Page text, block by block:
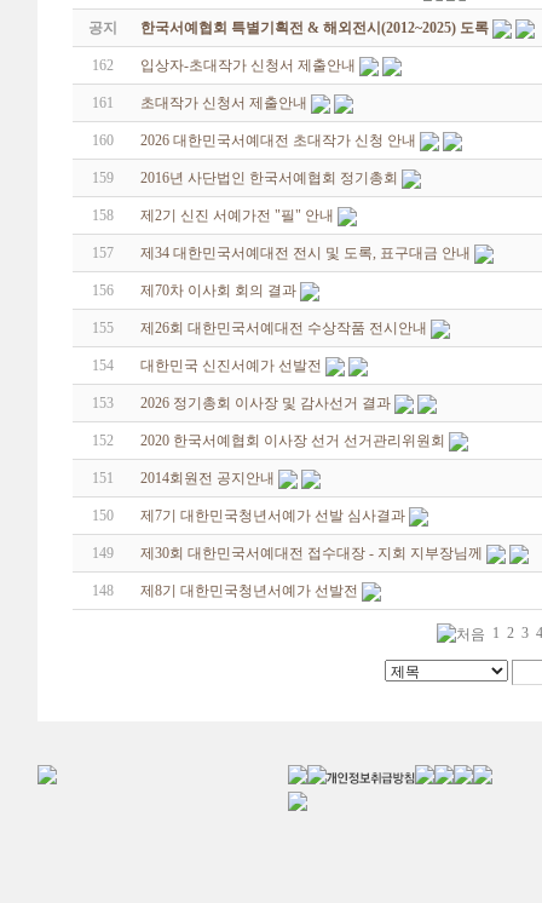
공지 한국서예협회 특별기획전 & 해외전시(2012~2025) 도록
162 입상자-초대작가 신청서 제출안내
161 초대작가 신청서 제출안내
160 2026 대한민국서예대전 초대작가 신청 안내
159 2016년 사단법인 한국서예협회 정기총회
158 제2기 신진 서예가전 "필" 안내
157 제34 대한민국서예대전 전시 및 도록, 표구대금 안내
156 제70차 이사회 회의 결과
155 제26회 대한민국서예대전 수상작품 전시안내
154 대한민국 신진서예가 선발전
153 2026 정기총회 이사장 및 감사선거 결과
152 2020 한국서예협회 이사장 선거 선거관리위원회
151 2014회원전 공지안내
150 제7기 대한민국청년서예가 선발 심사결과
149 제30회 대한민국서예대전 접수대장 - 지회 지부장님께
148 제8기 대한민국청년서예가 선발전
1 2 3 4